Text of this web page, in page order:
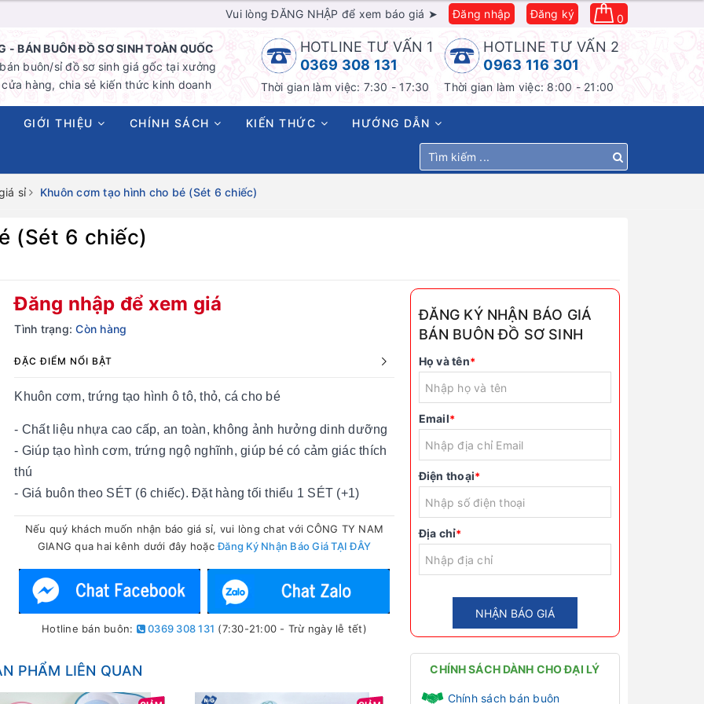
Vui lòng ĐĂNG NHẬP để xem báo giá ➤ Đăng nhập Đăng ký 0
- BÁN BUÔN ĐỒ SƠ SINH TOÀN QUỐC
buôn/sỉ đồ sơ sinh giá gốc tại xưởng
hàng, chia sẻ kiến thức kinh doanh
HOTLINE TƯ VẤN 1
0369 308 131
Thời gian làm việc: 7:30 - 17:30
HOTLINE TƯ VẤN 2
0963 116 301
Thời gian làm việc: 8:00 - 21:00
GIỚI THIỆU CHÍNH SÁCH KIẾN THỨC HƯỚNG DẪN
sỉ Khuôn cơm tạo hình cho bé (Sét 6 chiếc)
(Sét 6 chiếc)
Đăng nhập để xem giá
Tình trạng: Còn hàng
ĐẶC ĐIỂM NỔI BẬT
Khuôn cơm, trứng tạo hình ô tô, thỏ, cá cho bé
- Chất liệu nhựa cao cấp, an toàn, không ảnh hưởng dinh dưỡng
- Giúp tạo hình cơm, trứng ngộ nghĩnh, giúp bé có cảm giác thích
thú
- Giá buôn theo SÉT (6 chiếc). Đặt hàng tối thiểu 1 SÉT (+1)
Nếu quý khách muốn nhận báo giá sỉ, vui lòng chat với CÔNG TY NAM
GIANG qua hai kênh dưới đây hoặcĐăng Ký Nhận Báo Giá TẠI ĐÂY
Hotline bán buôn: 0369 308 131 (7:30-21:00 - Trừ ngày lễ tết)
PHẨM LIÊN QUAN
ĐĂNG KÝ NHẬN BÁO GIÁ
BÁN BUÔN ĐỒ SƠ SINH
Họ và tên*
Email*
Điện thoại*
Địa chỉ*
NHẬN BÁO GIÁ
CHÍNH SÁCH DÀNH CHO ĐẠI LÝ
Chính sách bán buôn